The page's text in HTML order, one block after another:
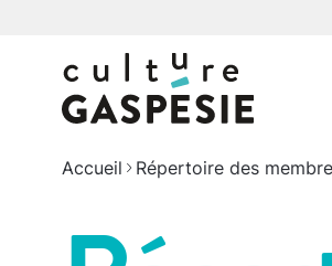
Accueil Répertoire des